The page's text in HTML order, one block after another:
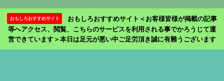
おもしろおすすめサイト
おもしろおすすめサイト＜お客様皆様が掲載の記事
等へアクセス、閲覧、こちらのサービスを利用される事でかろうじて運
営できています＞本日は足元が悪い中ご足労頂き誠に有難うございます